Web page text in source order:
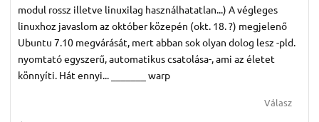
modul rossz illetve linuxilag használhatatlan...) A végleges
linuxhoz javaslom az október közepén (okt. 18. ?) megjelenő
Ubuntu 7.10 megvárását, mert abban sok olyan dolog lesz -pld.
nyomtató egyszerű, automatikus csatolása-, ami az életet
könnyíti. Hát ennyi... _______ warp
Válasz